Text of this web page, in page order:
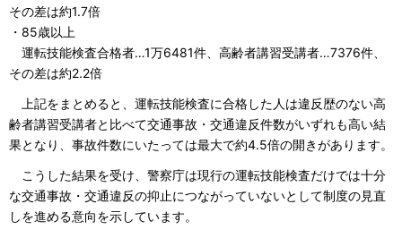
その差は約1.7倍
・85歳以上
運転技能検査合格者…1万6481件、高齢者講習受講者…7376件、
その差は約2.2倍
上記をまとめると、運転技能検査に合格した人は違反歴のない高
齢者講習受講者と比べて交通事故・交通違反件数がいずれも高い結
果となり、事故件数にいたっては最大で約4.5倍の開きがあります。
こうした結果を受け、警察庁は現行の運転技能検査だけでは十分
な交通事故・交通違反の抑止につながっていないとして制度の見直
しを進める意向を示しています。